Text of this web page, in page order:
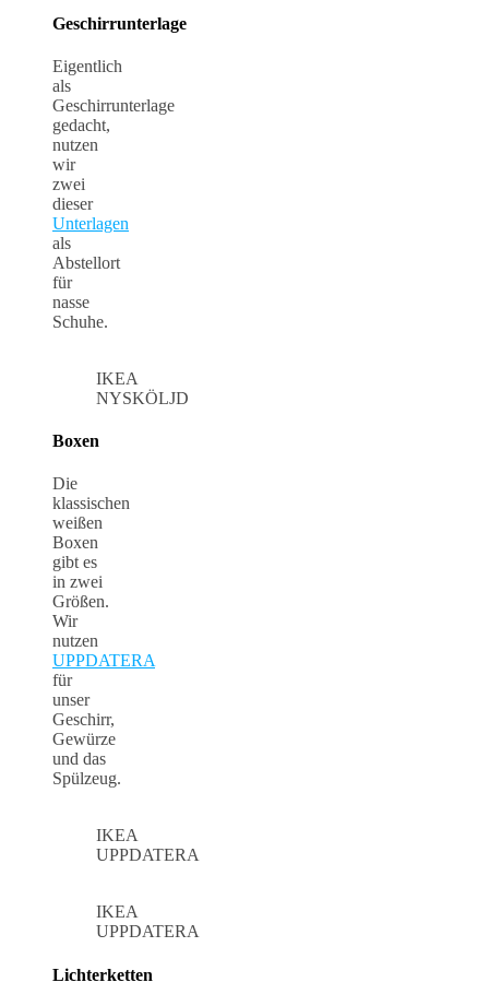
Geschirrunterlage
Eigentlich
als
Geschirrunterlage
gedacht,
nutzen
wir
zwei
dieser
Unterlagen
als
Abstellort
für
nasse
Schuhe.
IKEA
NYSKÖLJD
Boxen
Die
klassischen
weißen
Boxen
gibt es
in zwei
Größen.
Wir
nutzen
UPPDATERA
für
unser
Geschirr,
Gewürze
und das
Spülzeug.
IKEA
UPPDATERA
IKEA
UPPDATERA
Lichterketten